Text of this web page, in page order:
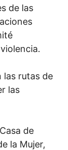
de las
las rutas de
las
de
la Mujer,